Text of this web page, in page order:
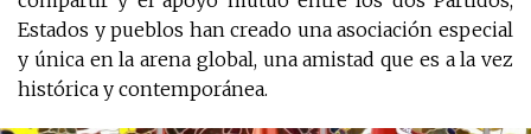
Estados y pueblos han creado una asociación especial
y única en la arena global, una amistad que es a la vez
histórica y contemporánea.